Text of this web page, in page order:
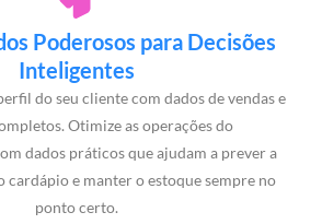
Poderosos para Decisões
Inteligentes
do seu cliente com dados de vendas e
Otimize as operações do
dados práticos que ajudam a prever a
cardápio e manter o estoque sempre no
ponto certo.